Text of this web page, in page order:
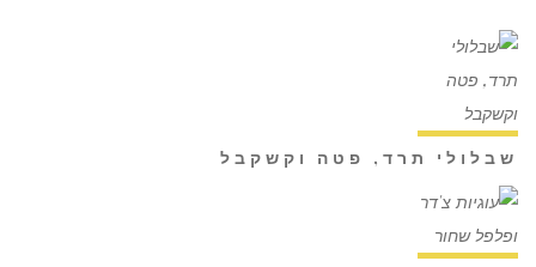
שבלולי תרד, פטה וקשקבל